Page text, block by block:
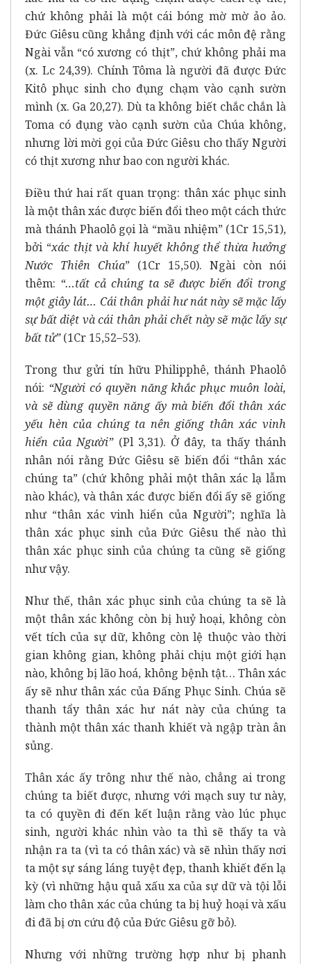
chứ không phải là một cái bóng mờ mờ ảo ảo.
Đức Giêsu cũng khẳng định với các môn đệ rằng
Ngài vẫn “có xương có thịt”, chứ không phải ma
(x. Lc 24,39). Chính Tôma là người đã được Đức
Kitô phục sinh cho đụng chạm vào cạnh sườn
mình (x. Ga 20,27). Dù ta không biết chắc chắn là
Toma có đụng vào cạnh sườn của Chúa không,
nhưng lời mời gọi của Đức Giêsu cho thấy Người
có thịt xương như bao con người khác.
Điều thứ hai rất quan trọng: thân xác phục sinh
là một thân xác được biến đổi theo một cách thức
mà thánh Phaolô gọi là “mầu nhiệm” (1Cr 15,51),
bởi “xác thịt và khí huyết không thể thừa hưởng
Nước Thiên Chúa” (1Cr 15,50). Ngài còn nói
thêm: “…tất cả chúng ta sẽ được biến đổi trong
một giây lát… Cái thân phải hư nát này sẽ mặc lấy
sự bất diệt và cái thân phải chết này sẽ mặc lấy sự
bất tử”(1Cr 15,52–53).
Trong thư gửi tín hữu Philipphê, thánh Phaolô
nói: “Người có quyền năng khắc phục muôn loài,
và sẽ dùng quyền năng ấy mà biến đổi thân xác
yếu hèn của chúng ta nên giống thân xác vinh
hiển của Người”(Pl 3,31). Ở đây, ta thấy thánh
nhân nói rằng Đức Giêsu sẽ biến đổi “thân xác
chúng ta” (chứ không phải một thân xác lạ lẫm
nào khác), và thân xác được biến đổi ấy sẽ giống
như “thân xác vinh hiển của Người”; nghĩa là
thân xác phục sinh của Đức Giêsu thế nào thì
thân xác phục sinh của chúng ta cũng sẽ giống
như vậy.
Như thế, thân xác phục sinh của chúng ta sẽ là
một thân xác không còn bị huỷ hoại, không còn
vết tích của sự dữ, không còn lệ thuộc vào thời
gian không gian, không phải chịu một giới hạn
nào, không bị lão hoá, không bệnh tật… Thân xác
ấy sẽ như thân xác của Đấng Phục Sinh. Chúa sẽ
thanh tẩy thân xác hư nát này của chúng ta
thành một thân xác thanh khiết và ngập tràn ân
sủng.
Thân xác ấy trông như thế nào, chẳng ai trong
chúng ta biết được, nhưng với mạch suy tư này,
ta có quyền đi đến kết luận rằng vào lúc phục
sinh, người khác nhìn vào ta thì sẽ thấy ta và
nhận ra ta (vì ta có thân xác) và sẽ nhìn thấy nơi
ta một sự sáng láng tuyệt đẹp, thanh khiết đến lạ
kỳ (vì những hậu quả xấu xa của sự dữ và tội lỗi
làm cho thân xác của chúng ta bị huỷ hoại và xấu
đi đã bị ơn cứu độ của Đức Giêsu gỡ bỏ).
Nhưng với những trường hợp như bị phanh